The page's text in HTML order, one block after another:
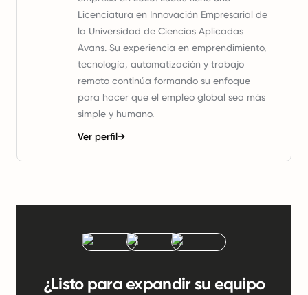
Licenciatura en Innovación Empresarial de
la Universidad de Ciencias Aplicadas
Avans. Su experiencia en emprendimiento,
tecnología, automatización y trabajo
remoto continúa formando su enfoque
para hacer que el empleo global sea más
simple y humano.
Ver perfil→
¿Listo para expandir su equipo